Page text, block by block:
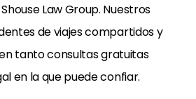
Law Group. Nuestros
de viajes compartidos y
tanto consultas gratuitas
en la que puede confiar.